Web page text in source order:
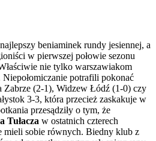
beniaminek rundy jesiennej, a
w pierwszej połowie sezonu
nie tylko warszawiakom
potrafili pokonać
Zabrze (2-1), Widzew Łódź (1-0) czy
3-3, która przecież zaskakuje w
przesądziły o tym, że
Tułacza w ostatnich czterech
mieli sobie równych. Biedny klub z